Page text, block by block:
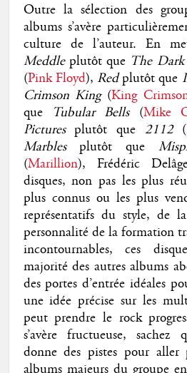
Outre la sélection des
albums s’avère
culture de l’auteur. En
Meddleplutôt que The
(Pink Floyd), Redplutôt que
Crimson King(King
que Tubular Bells(Mike
Picturesplutôt que 2112(
Marblesplutôt que
(Marillion), Frédéric
disques, non pas les plus
plus connus ou les plus
représentatifs du style, de
personnalité de la formation
incontournables, ces
majorité des autres albums
des portes d’entrée idéales
une idée précise sur les
peut prendre le rock
s’avère fructueuse, sachez
donne des pistes pour
albums majeurs du groupe